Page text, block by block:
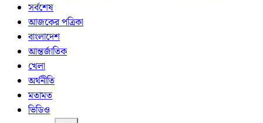
সর্বশেষ
আজকের পত্রিকা
বাংলাদেশ
আন্তর্জাতিক
খেলা
অর্থনীতি
মতামত
ভিডিও